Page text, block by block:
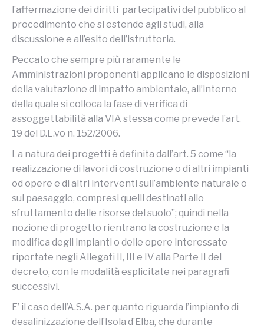
l’affermazione dei diritti partecipativi del pubblico al
procedimento che si estende agli studi, alla
discussione e all’esito dell’istruttoria.
Peccato che sempre più raramente le
Amministrazioni proponenti applicano le disposizioni
della valutazione di impatto ambientale, all’interno
della quale si colloca la fase di verifica di
assoggettabilità alla VIA stessa come prevede l’art.
19 del D.L.vo n. 152/2006.
La natura dei progetti è definita dall’art. 5 come “la
realizzazione di lavori di costruzione o di altri impianti
od opere e di altri interventi sull’ambiente naturale o
sul paesaggio, compresi quelli destinati allo
sfruttamento delle risorse del suolo”; quindi nella
nozione di progetto rientrano la costruzione e la
modifica degli impianti o delle opere interessate
riportate negli Allegati II, III e IV alla Parte II del
decreto, con le modalità esplicitate nei paragrafi
successivi.
E’ il caso dell’A.S.A. per quanto riguarda l’impianto di
desalinizzazione dell’Isola d’Elba, che durante